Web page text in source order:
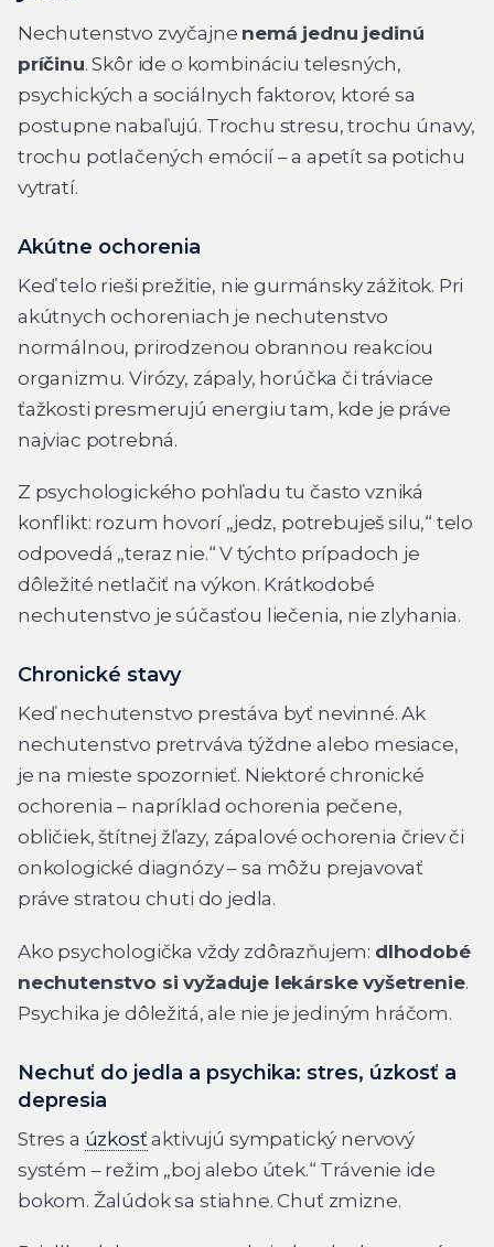
Nechutenstvo zvyčajne nemá jednu jedinú
príčinu. Skôr ide o kombináciu telesných,
psychických a sociálnych faktorov, ktoré sa
postupne nabaľujú. Trochu stresu, trochu únavy,
trochu potlačených emócií – a apetít sa potichu
vytratí.
Akútne ochorenia
Keď telo rieši prežitie, nie gurmánsky zážitok. Pri
akútnych ochoreniach je nechutenstvo
normálnou, prirodzenou obrannou reakciou
organizmu. Virózy, zápaly, horúčka či tráviace
ťažkosti presmerujú energiu tam, kde je práve
najviac potrebná.
Z psychologického pohľadu tu často vzniká
konflikt: rozum hovorí „jedz, potrebuješ silu,“ telo
odpovedá „teraz nie.“ V týchto prípadoch je
dôležité netlačiť na výkon. Krátkodobé
nechutenstvo je súčasťou liečenia, nie zlyhania.
Chronické stavy
Keď nechutenstvo prestáva byť nevinné. Ak
nechutenstvo pretrváva týždne alebo mesiace,
je na mieste spozornieť. Niektoré chronické
ochorenia – napríklad ochorenia pečene,
obličiek, štítnej žľazy, zápalové ochorenia čriev či
onkologické diagnózy – sa môžu prejavovať
práve stratou chuti do jedla.
Ako psychologička vždy zdôrazňujem: dlhodobé
nechutenstvo si vyžaduje lekárske vyšetrenie.
Psychika je dôležitá, ale nie je jediným hráčom.
Nechuť do jedla a psychika: stres, úzkosť a
depresia
Stres a úzkosť aktivujú sympatický nervový
systém – režim „boj alebo útek.“ Trávenie ide
bokom. Žalúdok sa stiahne. Chuť zmizne.